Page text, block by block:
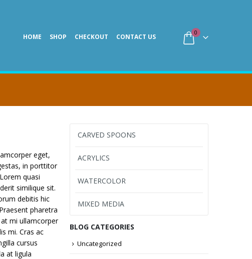
HOME SHOP CHECKOUT CONTACT US 0
eget,
in porttitor
quasi
similique sit.
debitis hic
pharetra
mi ullamcorper
mi. Cras ac
cursus
at ligula
CARVED SPOONS
ACRYLICS
WATERCOLOR
MIXED MEDIA
BLOG CATEGORIES
Uncategorized